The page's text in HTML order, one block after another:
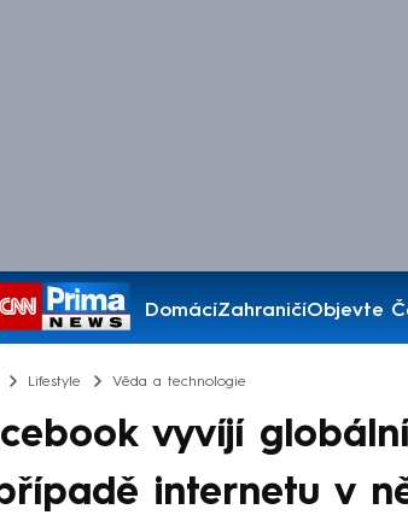
DomácíZahraničíObjevte
Pořady
Lifestyle Věda a technologie
vyvíjí
internetu v